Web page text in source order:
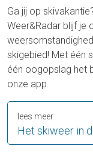
Ga jij op
Weer&Radar blijf je
skigebied! Met één
één oogopslag het
onze app.
Het skiweer in
lees meer